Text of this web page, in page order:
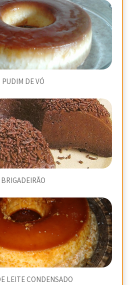
PUDIM DE VÓ
BRIGADEIRÃO
LEITE CONDENSADO